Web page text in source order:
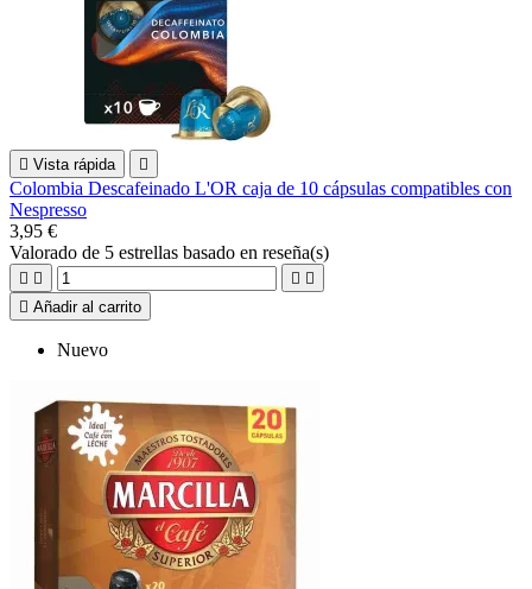
 Vista rápida 
Colombia Descafeinado L'OR caja de 10 cápsulas compatibles con
Nespresso
3,95 €
Valorado de 5 estrellas basado en reseña(s)
   
 Añadir al carrito
Nuevo